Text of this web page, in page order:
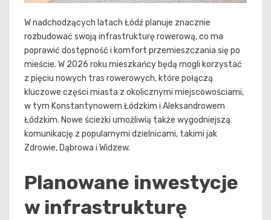
W nadchodzących latach Łódź planuje znacznie
rozbudować swoją infrastrukturę rowerową, co ma
poprawić dostępność i komfort przemieszczania się po
mieście. W 2026 roku mieszkańcy będą mogli korzystać
z pięciu nowych tras rowerowych, które połączą
kluczowe części miasta z okolicznymi miejscowościami,
w tym Konstantynowem Łódzkim i Aleksandrowem
Łódzkim. Nowe ścieżki umożliwią także wygodniejszą
komunikację z popularnymi dzielnicami, takimi jak
Zdrowie, Dąbrowa i Widzew.
Planowane inwestycje
w infrastrukturę